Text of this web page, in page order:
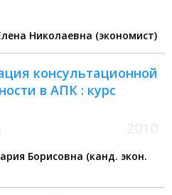
Николаевна (экономист)
консультационной
в АПК : курс
Борисовна (канд. экон.